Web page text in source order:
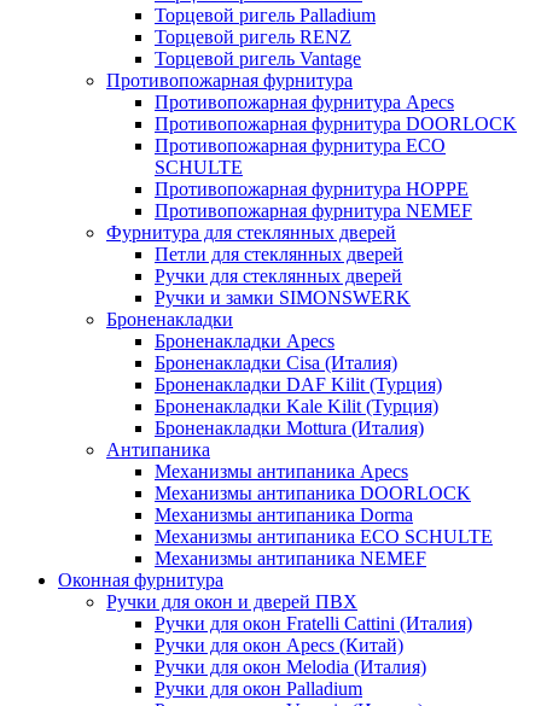
Торцевой ригель Palladium
Торцевой ригель RENZ
Торцевой ригель Vantage
Противопожарная фурнитура
Противопожарная фурнитура Apecs
Противопожарная фурнитура DOORLOCK
Противопожарная фурнитура ECO
SCHULTE
Противопожарная фурнитура HOPPE
Противопожарная фурнитура NEMEF
Фурнитура для стеклянных дверей
Петли для стеклянных дверей
Ручки для стеклянных дверей
Ручки и замки SIMONSWERK
Броненакладки
Броненакладки Apecs
Броненакладки Cisa (Италия)
Броненакладки DAF Kilit (Турция)
Броненакладки Kale Kilit (Турция)
Броненакладки Mottura (Италия)
Антипаника
Механизмы антипаника Apecs
Механизмы антипаника DOORLOCK
Механизмы антипаника Dorma
Механизмы антипаника ECO SCHULTE
Механизмы антипаника NEMEF
Оконная фурнитура
Ручки для окон и дверей ПВХ
Ручки для окон Fratelli Cattini (Италия)
Ручки для окон Apecs (Китай)
Ручки для окон Melodia (Италия)
Ручки для окон Palladium